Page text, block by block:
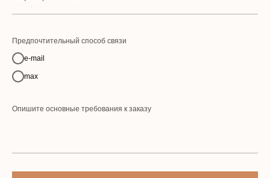
Предпочтительный способ связи
e-mail
max
Опишите основные требования к заказу